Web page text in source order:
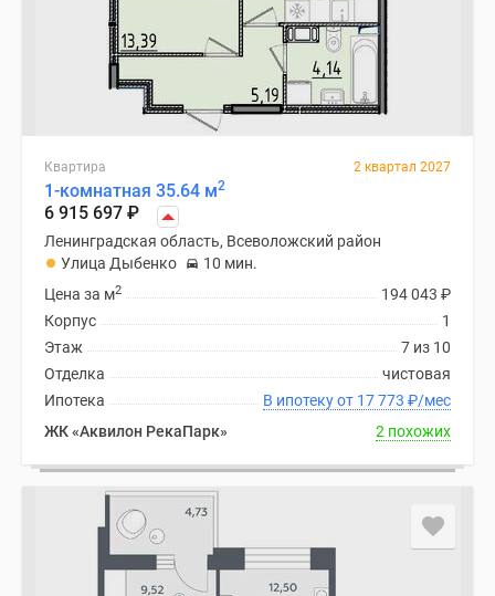
Квартира 2 квартал 2027
1-комнатная 35.64 м2
6 915 697 ₽
Ленинградская область, Всеволожский район
Улица Дыбенко
10 мин.
194 043 ₽
Цена за м2
1
Корпус
7 из 10
Этаж
чистовая
Отделка
В ипотеку от 17 773 ₽/мес
Ипотека
ЖК «Аквилон РекаПарк»
2 похожих